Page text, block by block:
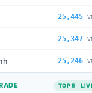
25,445
25,347
25,246
TOP 5 ·